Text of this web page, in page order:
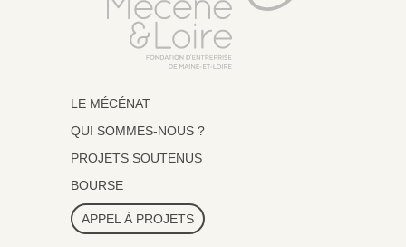
LE MÉCÉNAT
QUI SOMMES-NOUS ?
PROJETS SOUTENUS
BOURSE
APPEL À PROJETS